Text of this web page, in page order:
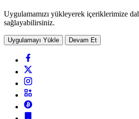
Uygulamamızı yükleyerek içeriklerimize
sağlayabilirsiniz.
Uygulamayı Yükle Devam Et